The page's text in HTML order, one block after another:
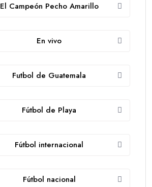
El Campeón Pecho Amarillo
En vivo
Futbol de Guatemala
Fútbol de Playa
Fútbol internacional
Fútbol nacional